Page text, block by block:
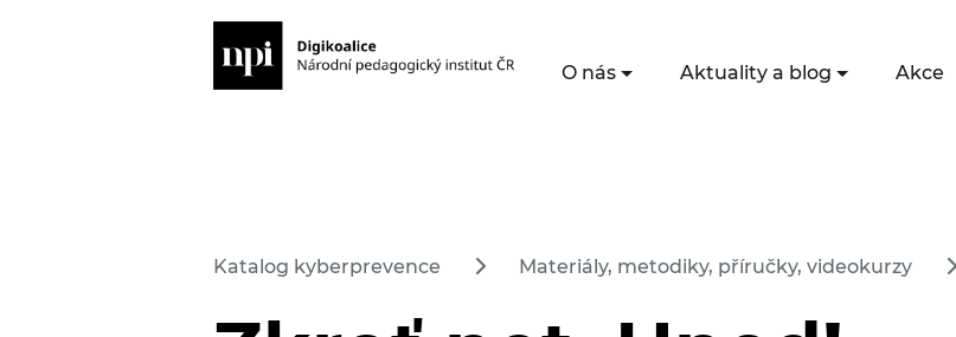
O nás Aktuality a blog Akce
Katalog kyberprevence Materiály, metodiky, příručky, videokurzy